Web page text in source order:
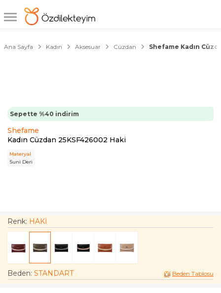
Ana Sayfa Kadın Aksesuar Cüzdan Shefame Kadın
Sepette %40 indirim
Shefame
Kadın Cüzdan 25KSF426002 Haki
Materyal
Suni Deri
1/3
Renk: HAKİ
Beden: STANDART Beden Tablosu